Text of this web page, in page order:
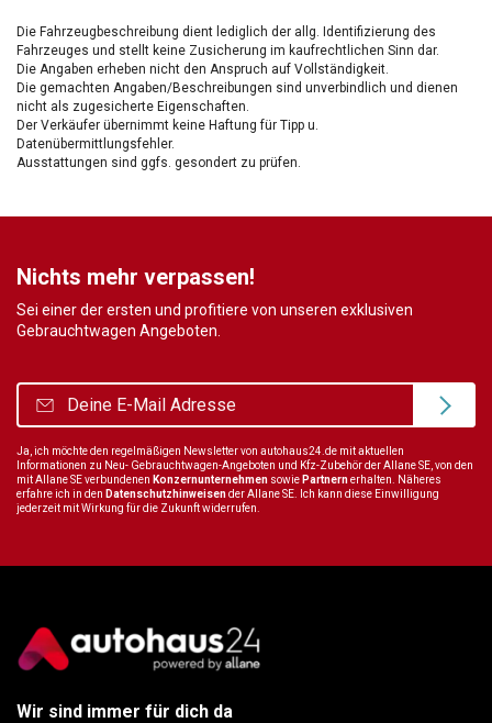
Die Fahrzeugbeschreibung dient lediglich der allg. Identifizierung des
Fahrzeuges und stellt keine Zusicherung im kaufrechtlichen Sinn dar.
Die Angaben erheben nicht den Anspruch auf Vollständigkeit.
Die gemachten Angaben/Beschreibungen sind unverbindlich und dienen
nicht als zugesicherte Eigenschaften.
Der Verkäufer übernimmt keine Haftung für Tipp u.
Datenübermittlungsfehler.
Ausstattungen sind ggfs. gesondert zu prüfen.
Nichts mehr verpassen!
Sei einer der ersten und profitiere von unseren exklusiven
Gebrauchtwagen Angeboten.
Ja, ich möchte den regelmäßigen Newsletter von autohaus24.de mit aktuellen
Informationen zu Neu- Gebrauchtwagen-Angeboten und Kfz-Zubehör der Allane SE, von den
mit Allane SE verbundenen Konzernunternehmen sowie Partnernerhalten. Näheres
erfahre ich in den Datenschutzhinweisender Allane SE. Ich kann diese Einwilligung
jederzeit mit Wirkung für die Zukunft widerrufen.
Wir sind immer für dich da